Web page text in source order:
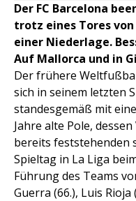
Der FC Barcelona
trotz eines Tores
einer Niederlage.
Auf Mallorca und in
Der frühere
sich in seinem letzten
standesgemäß mit
Jahre alte Pole,
bereits feststehenden
Spieltag in La Liga
Führung des Teams
Guerra (66.), Luis